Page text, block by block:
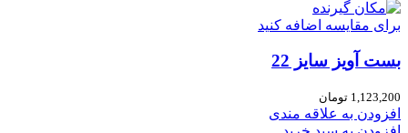
برای مقایسه اضافه کنید
بست آویز سایز 22
1,123,200 تومان
افزودن به علاقه مندی